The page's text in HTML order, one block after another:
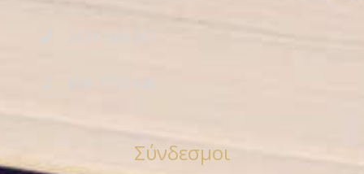
2821 049 367
Σύνδεσμοι